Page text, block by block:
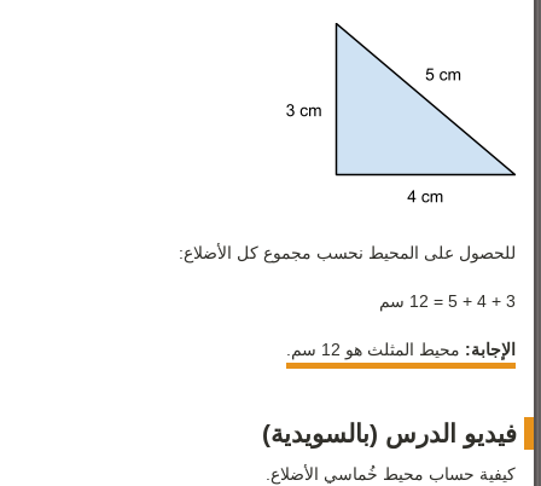
للحصول على المحيط نحسب مجموع كل الأضلاع:
3 + 4 + 5 = 12 سم
الإجابة: محيط المثلث هو 12 سم.
فيديو الدرس (بالسويدية)
كيفية حساب محيط خُماسي الأضلاع.